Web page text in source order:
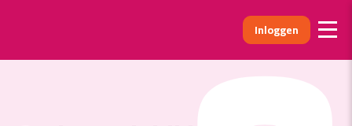
Inloggen